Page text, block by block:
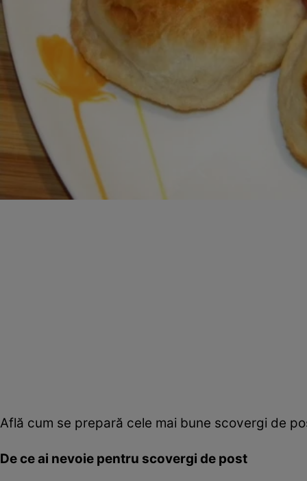
Află cum se prepară cele mai bune scovergi de
De ce ai nevoie pentru scovergi de post